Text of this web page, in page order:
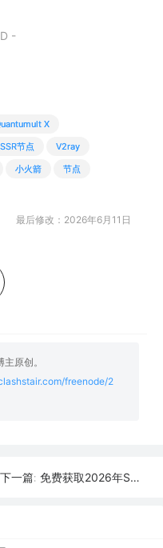
-
X
SSR节点
V2ray
小火箭 节点
最后修改：2026年6月11日
原创。
freenode/2
下一篇: 免费获取2026年SSR/V2Ray/Clash节点 | 06月05日可用